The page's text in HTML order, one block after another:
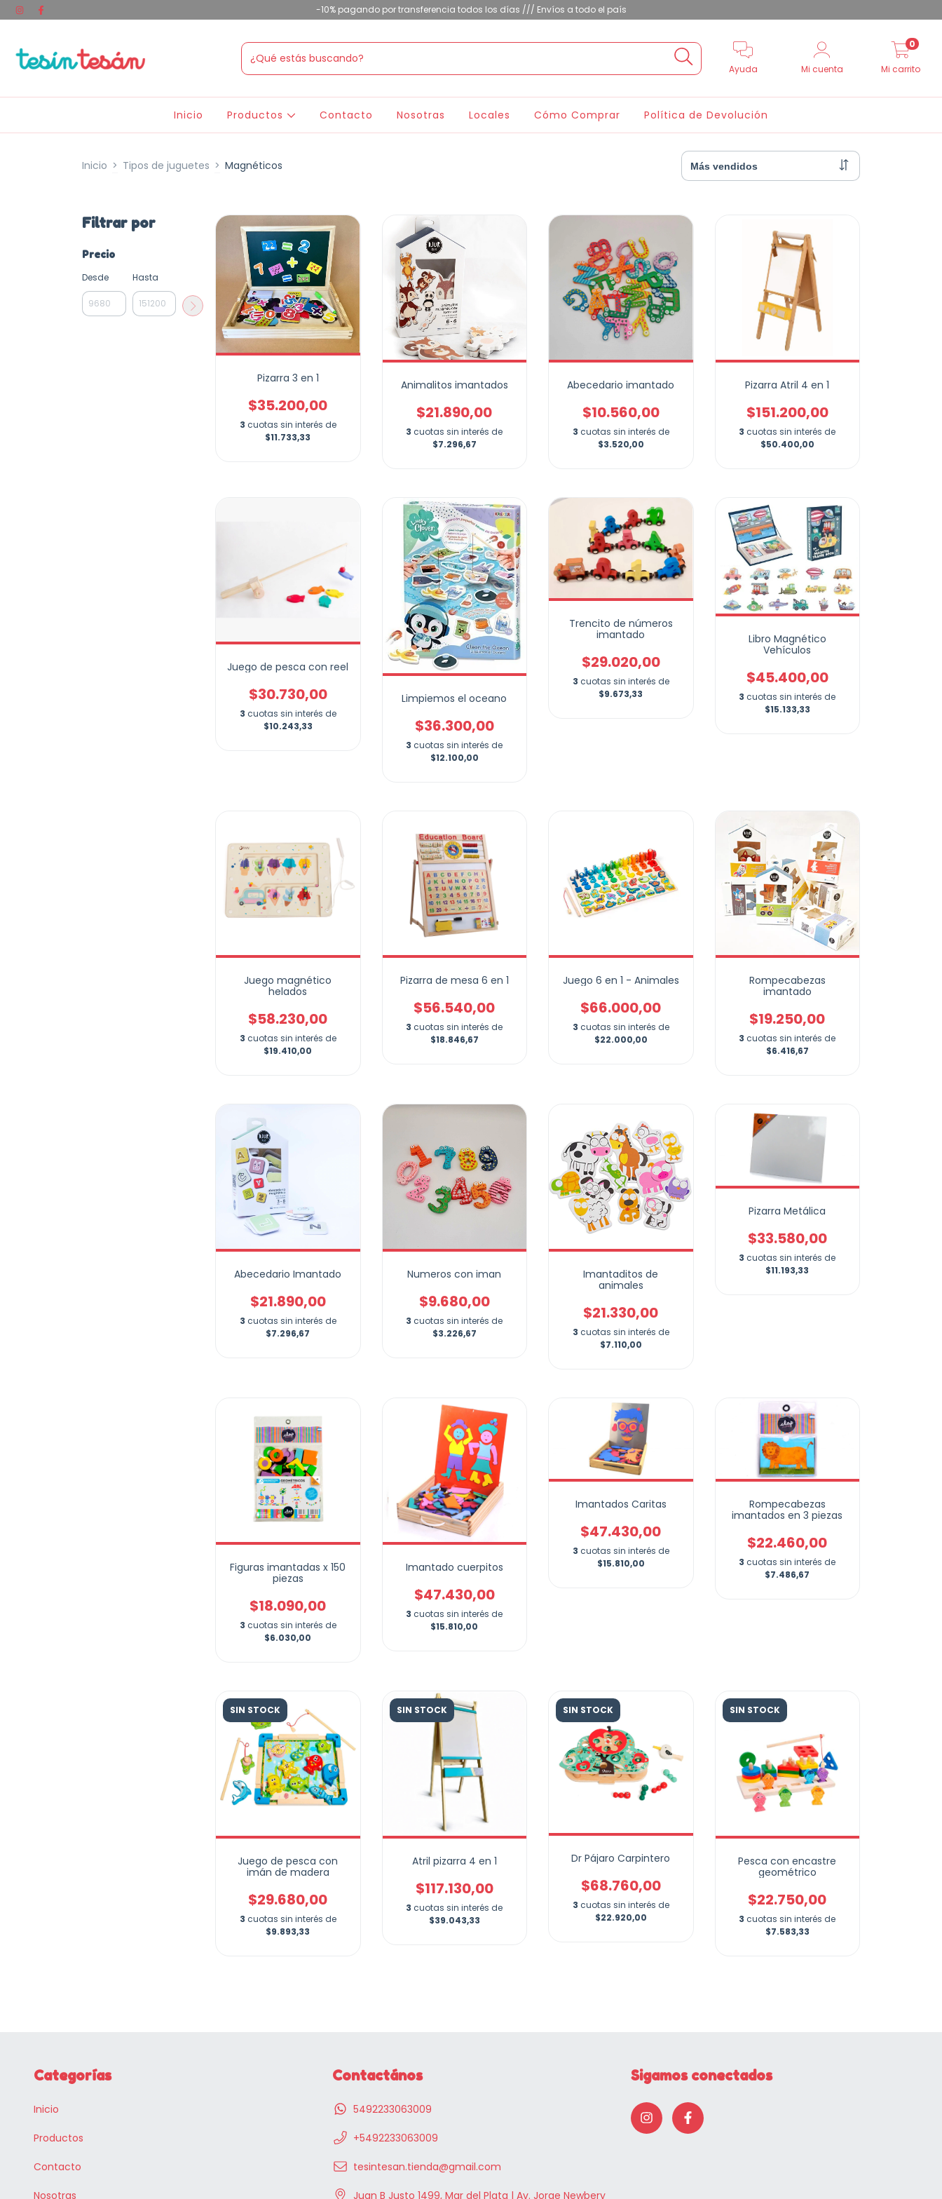
-10% pagando por transferencia todos los días /// Envíos a todo el país
Ayuda Mi cuenta Mi carrito
0
Inicio Productos Contacto Nosotras Locales Cómo Comprar Política de Devolución
Inicio > Tipos de juguetes > Magnéticos
Filtrar por
Precio
Desde
Hasta
Pizarra 3 en 1
$35.200,00
3 cuotas sin interés de
$11.733,33
Animalitos imantados
$21.890,00
3 cuotas sin interés de
$7.296,67
Abecedario imantado
$10.560,00
3 cuotas sin interés de
$3.520,00
Pizarra Atril 4 en 1
$151.200,00
3 cuotas sin interés de
$50.400,00
Juego de pesca con reel
$30.730,00
3 cuotas sin interés de
$10.243,33
Limpiemos el oceano
$36.300,00
3 cuotas sin interés de
$12.100,00
Trencito de números
imantado
$29.020,00
3 cuotas sin interés de
$9.673,33
Libro Magnético
Vehículos
$45.400,00
3 cuotas sin interés de
$15.133,33
Juego magnético
helados
$58.230,00
3 cuotas sin interés de
$19.410,00
Pizarra de mesa 6 en 1
$56.540,00
3 cuotas sin interés de
$18.846,67
Juego 6 en 1 - Animales
$66.000,00
3 cuotas sin interés de
$22.000,00
Rompecabezas
imantado
$19.250,00
3 cuotas sin interés de
$6.416,67
Abecedario Imantado
$21.890,00
3 cuotas sin interés de
$7.296,67
Numeros con iman
$9.680,00
3 cuotas sin interés de
$3.226,67
Imantaditos de
animales
$21.330,00
3 cuotas sin interés de
$7.110,00
Pizarra Metálica
$33.580,00
3 cuotas sin interés de
$11.193,33
Figuras imantadas x 150
piezas
$18.090,00
3 cuotas sin interés de
$6.030,00
Imantado cuerpitos
$47.430,00
3 cuotas sin interés de
$15.810,00
Imantados Caritas
$47.430,00
3 cuotas sin interés de
$15.810,00
Rompecabezas
imantados en 3 piezas
$22.460,00
3 cuotas sin interés de
$7.486,67
SIN STOCK
Juego de pesca con
imán de madera
$29.680,00
3 cuotas sin interés de
$9.893,33
SIN STOCK
Atril pizarra 4 en 1
$117.130,00
3 cuotas sin interés de
$39.043,33
SIN STOCK
Dr Pájaro Carpintero
$68.760,00
3 cuotas sin interés de
$22.920,00
SIN STOCK
Pesca con encastre
geométrico
$22.750,00
3 cuotas sin interés de
$7.583,33
Categorías
Inicio
Productos
Contacto
Nosotras
Contactános
5492233063009
+5492233063009
tesintesan.tienda@gmail.com
Juan B Justo 1499, Mar del Plata | Av. Jorge Newbery
Sigamos conectados